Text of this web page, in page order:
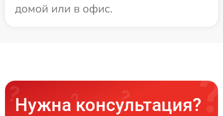
домой или в офис.
Нужна консультация?